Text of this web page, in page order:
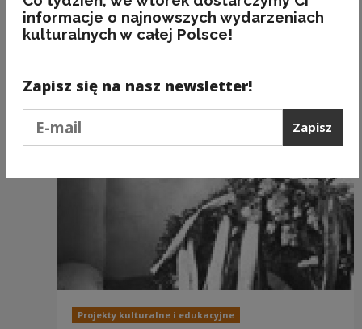
Projekty kulturalne i edukacyjne
informacje o najnowszych wydarzeniach
kulturalnych w całej Polsce!
Zapisz się na nasz newsletter!
Zapisz